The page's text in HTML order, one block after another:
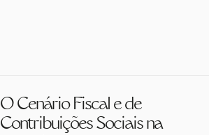
O Cenário Fiscal e de
Contribuições Sociais na